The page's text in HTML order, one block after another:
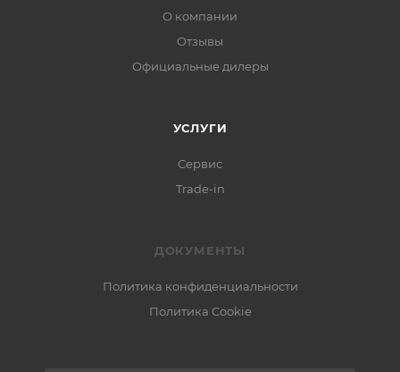
О компании
Отзывы
Официальные дилеры
УСЛУГИ
Сервис
Trade-in
ДОКУМЕНТЫ
Политика конфиденциальности
Политика Cookie